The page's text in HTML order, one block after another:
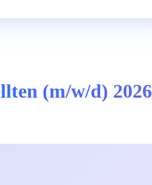
(m/w/d) 2026